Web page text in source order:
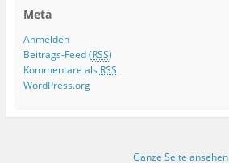
Meta
Anmelden
Beitrags-Feed (RSS)
Kommentare als RSS
WordPress.org
Ganze Seite ansehen